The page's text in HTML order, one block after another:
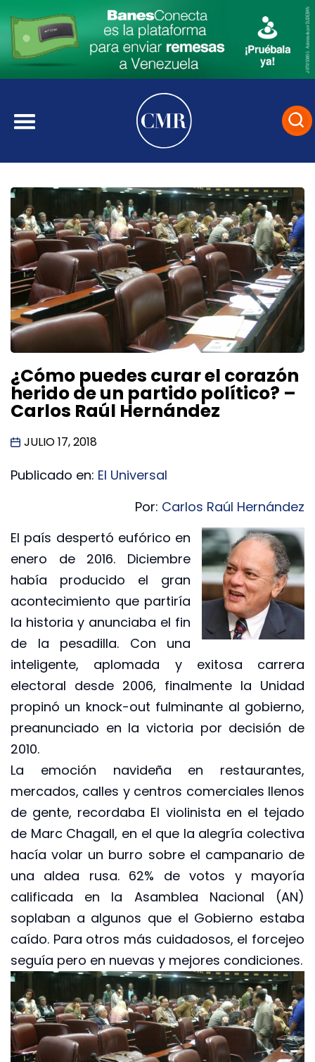
¿Cómo puedes curar el corazón
herido de un partido político? –
Carlos Raúl Hernández
JULIO 17, 2018
Publicado en: El Universal
Por: Carlos Raúl Hernández
El país despertó eufórico en
enero de 2016. Diciembre
había producido el gran
acontecimiento que partiría
la historia y anunciaba el fin
de la pesadilla. Con una
inteligente, aplomada y exitosa carrera
electoral desde 2006, finalmente la Unidad
propinó un knock-out fulminante al gobierno,
preanunciado en la victoria por decisión de
2010.
La emoción navideña en restaurantes,
mercados, calles y centros comerciales llenos
de gente, recordaba El violinista en el tejado
de Marc Chagall, en el que la alegría colectiva
hacía volar un burro sobre el campanario de
una aldea rusa. 62% de votos y mayoría
calificada en la Asamblea Nacional (AN)
soplaban a algunos que el Gobierno estaba
caído. Para otros más cuidadosos, el forcejeo
seguía pero en nuevas y mejores condiciones.